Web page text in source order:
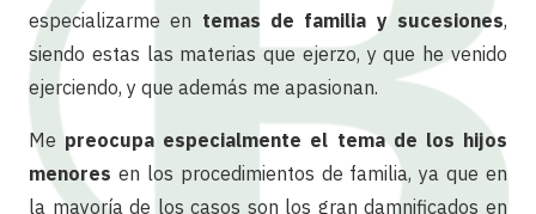
especializarme en temas de familia y sucesiones,
siendo estas las materias que ejerzo, y que he venido
ejerciendo, y que además me apasionan.
Me preocupa especialmente el tema de los hijos
menores en los procedimientos de familia, ya que en
la mayoría de los casos son los gran damnificados en